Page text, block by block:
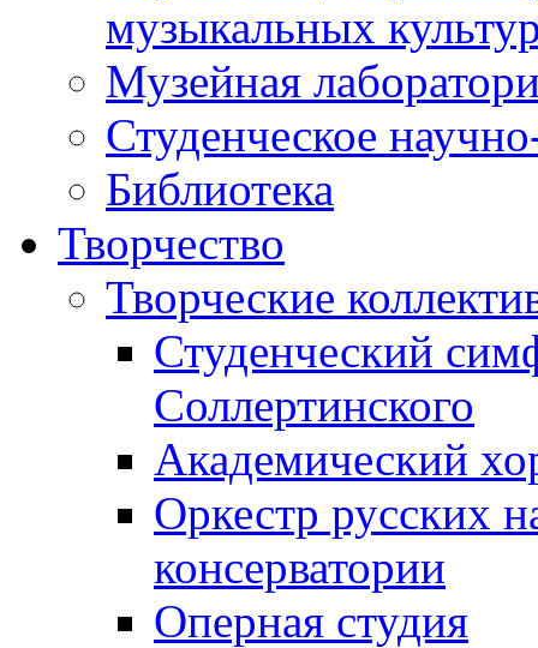
музыкальных
Музейная
Студенческое
Библиотека
Творчество
Творческие
Студенческий
Соллертинского
Академический
Оркестр русских
консерватории
Оперная студия